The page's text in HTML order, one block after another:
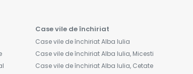
Case vile de închiriat
Case vile de închiriat Alba Iulia
Case vile de închiriat Alba Iulia, Micesti
Case vile de închiriat Alba Iulia, Cetate